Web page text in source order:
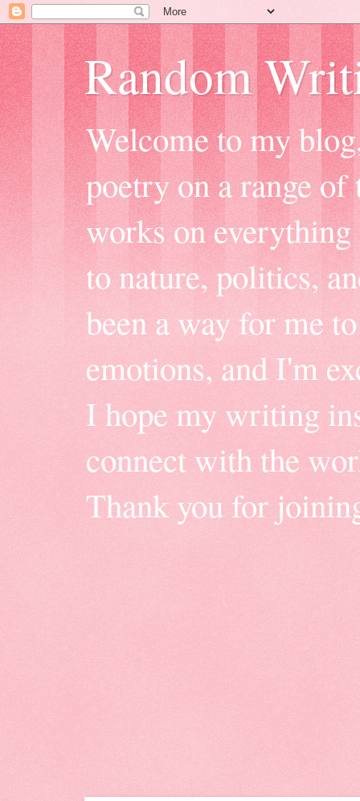
Random
Welcome to my
poetry on a range
works on
to nature, politics,
been a way for me
emotions, and I'm
I hope my writing
connect with the
Thank you for